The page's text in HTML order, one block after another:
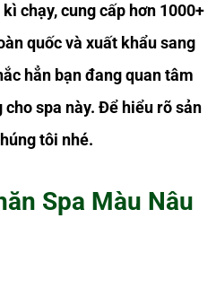
chạy, cung cấp hơn 1000+
quốc và xuất khẩu sang
hẳn bạn đang quan tâm
spa này. Để hiểu rõ sản
tôi nhé.
Spa Màu Nâu